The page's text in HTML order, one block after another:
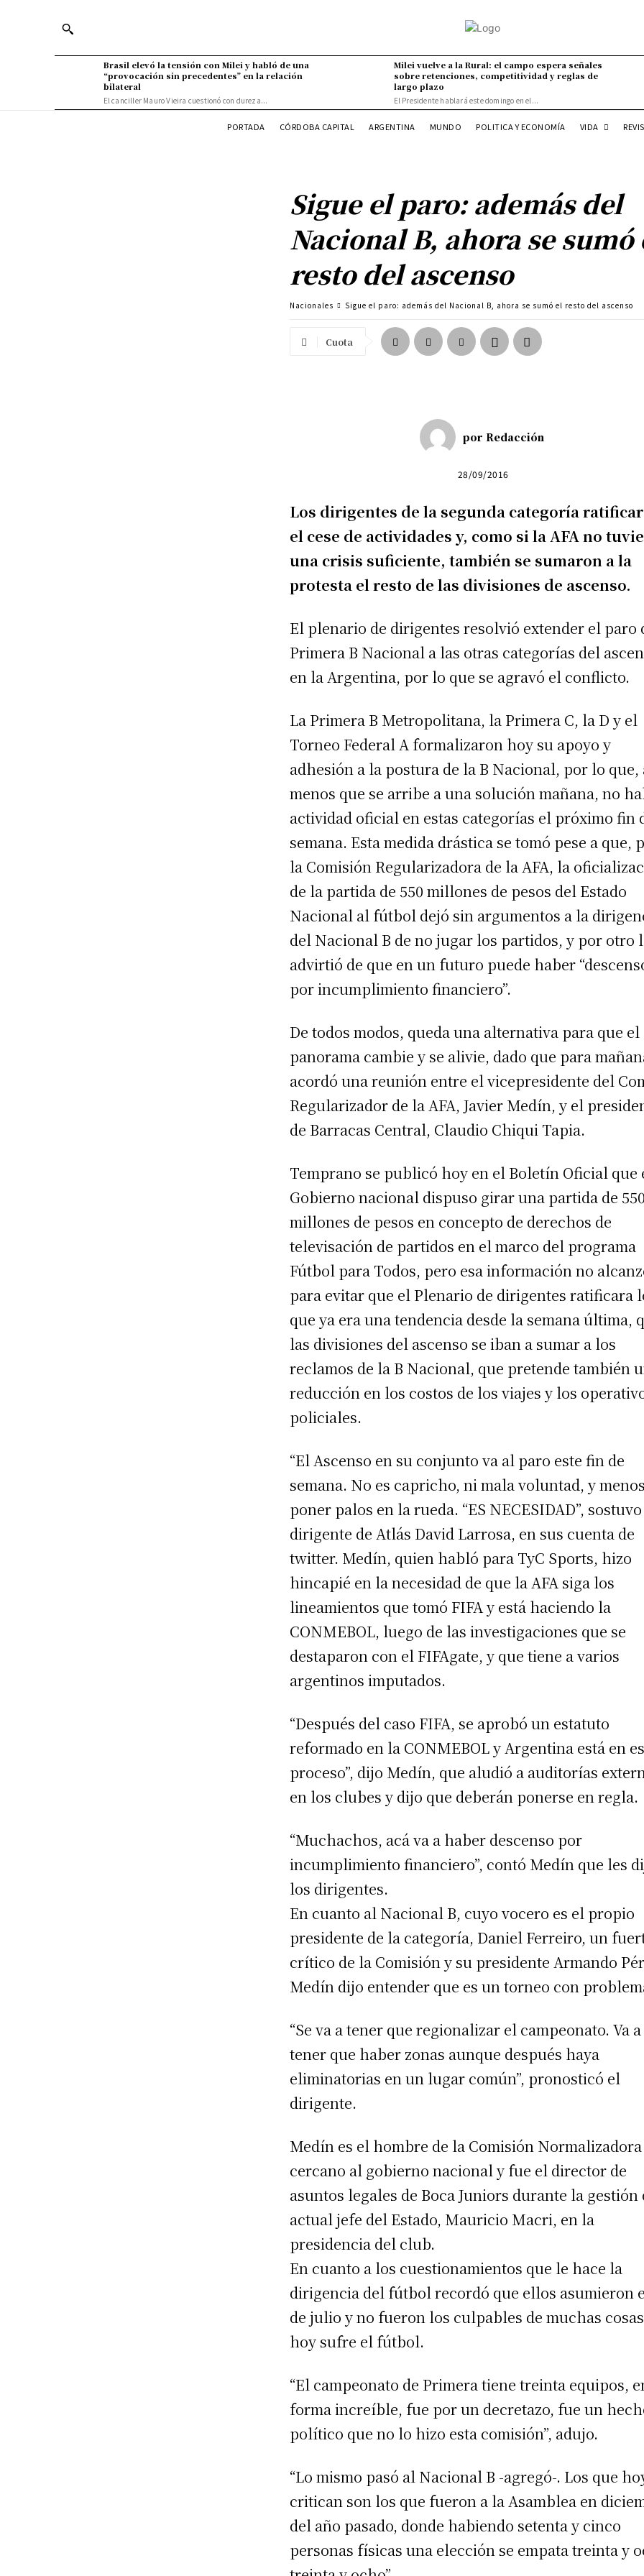
Brasil elevó la tensión con Milei y habló de una
“provocación sin precedentes” en la relación
bilateral
El canciller Mauro Vieira cuestionó con dureza...
Milei vuelve a la Rural: el campo espera señales
sobre retenciones, competitividad y reglas de
largo plazo
El Presidente hablará este domingo en el...
PORTADA CÓRDOBA CAPITAL ARGENTINA MUNDO POLITICA Y ECONOMÍA VIDA
Sigue el paro: además del
Nacional B, ahora se sumó
resto del ascenso
Nacionales Sigue el paro: además del Nacional B, ahora se sumó el resto del ascenso
Cuota
por Redacción
28/09/2016
Los dirigentes de la segunda categoría
el cese de actividades y, como si la AFA no
una crisis suficiente, también se sumaron a la
protesta el resto de las divisiones de ascenso.
El plenario de dirigentes resolvió extender el paro
Primera B Nacional a las otras categorías del
en la Argentina, por lo que se agravó el conflicto.
La Primera B Metropolitana, la Primera C, la D y el
Torneo Federal A formalizaron hoy su apoyo y
adhesión a la postura de la B Nacional, por lo que,
menos que se arribe a una solución mañana, no
actividad oficial en estas categorías el próximo fin
semana. Esta medida drástica se tomó pese a que,
la Comisión Regularizadora de la AFA, la
de la partida de 550 millones de pesos del Estado
Nacional al fútbol dejó sin argumentos a la
del Nacional B de no jugar los partidos, y por otro
advirtió de que en un futuro puede haber
por incumplimiento financiero”.
De todos modos, queda una alternativa para que el
panorama cambie y se alivie, dado que para
acordó una reunión entre el vicepresidente del
Regularizador de la AFA, Javier Medín, y el
de Barracas Central, Claudio Chiqui Tapia.
Temprano se publicó hoy en el Boletín Oficial que
Gobierno nacional dispuso girar una partida de 550
millones de pesos en concepto de derechos de
televisación de partidos en el marco del programa
Fútbol para Todos, pero esa información no
para evitar que el Plenario de dirigentes ratificara
que ya era una tendencia desde la semana última,
las divisiones del ascenso se iban a sumar a los
reclamos de la B Nacional, que pretende también
reducción en los costos de los viajes y los
policiales.
“El Ascenso en su conjunto va al paro este fin de
semana. No es capricho, ni mala voluntad, y menos
poner palos en la rueda. “ES NECESIDAD”,
dirigente de Atlás David Larrosa, en sus cuenta de
twitter. Medín, quien habló para TyC Sports, hizo
hincapié en la necesidad de que la AFA siga los
lineamientos que tomó FIFA y está haciendo la
CONMEBOL, luego de las investigaciones que se
destaparon con el FIFAgate, y que tiene a varios
argentinos imputados.
“Después del caso FIFA, se aprobó un estatuto
reformado en la CONMEBOL y Argentina está en
proceso”, dijo Medín, que aludió a auditorías
en los clubes y dijo que deberán ponerse en regla.
“Muchachos, acá va a haber descenso por
incumplimiento financiero”, contó Medín que les
los dirigentes.
En cuanto al Nacional B, cuyo vocero es el propio
presidente de la categoría, Daniel Ferreiro, un
crítico de la Comisión y su presidente Armando
Medín dijo entender que es un torneo con
“Se va a tener que regionalizar el campeonato. Va a
tener que haber zonas aunque después haya
eliminatorias en un lugar común”, pronosticó el
dirigente.
Medín es el hombre de la Comisión Normalizadora
cercano al gobierno nacional y fue el director de
asuntos legales de Boca Juniors durante la gestión
actual jefe del Estado, Mauricio Macri, en la
presidencia del club.
En cuanto a los cuestionamientos que le hace la
dirigencia del fútbol recordó que ellos asumieron
de julio y no fueron los culpables de muchas
hoy sufre el fútbol.
“El campeonato de Primera tiene treinta equipos,
forma increíble, fue por un decretazo, fue un
político que no lo hizo esta comisión”, adujo.
“Lo mismo pasó al Nacional B -agregó-. Los que
critican son los que fueron a la Asamblea en
del año pasado, donde habiendo setenta y cinco
personas físicas una elección se empata treinta y